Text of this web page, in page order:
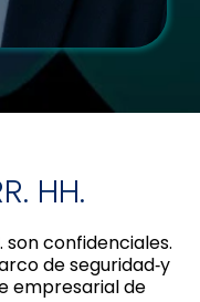
HH.
son confidenciales.
de seguridad‑y
empresarial de